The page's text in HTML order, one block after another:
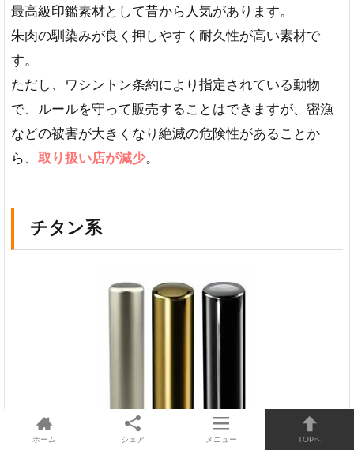
最高級印鑑素材として昔から人気があります。
朱肉の馴染みが良く押しやすく耐久性が高い素材で
す。
ただし、ワシントン条約により指定されている動物
で、ルールを守って販売することはできますが、密漁
などの被害が大きくなり絶滅の危険性があることか
ら、 取り扱い店が減少。
チタン系
ホーム シェア メニュー TOPへ